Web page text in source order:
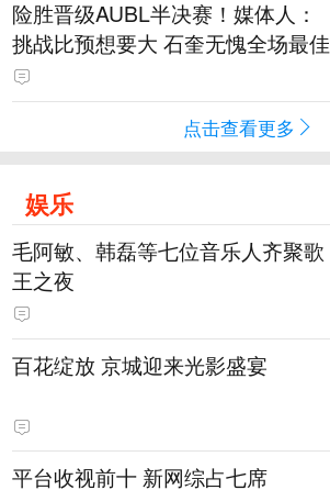
险胜晋级AUBL半决赛！媒体人：
挑战比预想要大 石奎无愧全场最佳
点击查看更多
娱乐
毛阿敏、韩磊等七位音乐人齐聚歌
王之夜
百花绽放 京城迎来光影盛宴
平台收视前十 新网综占七席